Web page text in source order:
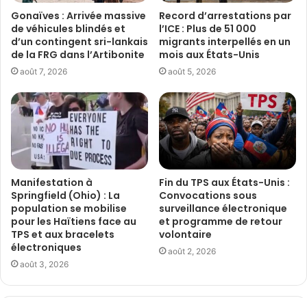
Gonaïves : Arrivée massive
de véhicules blindés et
d’un contingent sri-lankais
de la FRG dans l’Artibonite
août 7, 2026
Record d’arrestations par
l’ICE : Plus de 51 000
migrants interpellés en un
mois aux États-Unis
août 5, 2026
Manifestation à
Springfield (Ohio) : La
population se mobilise
pour les Haïtiens face au
TPS et aux bracelets
électroniques
août 3, 2026
Fin du TPS aux États-Unis :
Convocations sous
surveillance électronique
et programme de retour
volontaire
août 2, 2026